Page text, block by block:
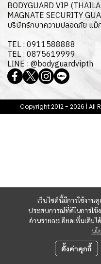
เว็บไซต์นี้มีการใช้งาน
ประสบการณ์ที่ดีในการใช้
อ่านรายละเอียดเพิ่มเติมไ
นโ
ตั้งค่าคุกกี้
BODYGUARD VIP
MAGNATE SECURITY
บริษัทรักษาความปลอดภัย แม็
TEL : 0911588888
TEL : 0875619999
LINE : @bodyguardvipth
Copyright 2012 - 2026 | All